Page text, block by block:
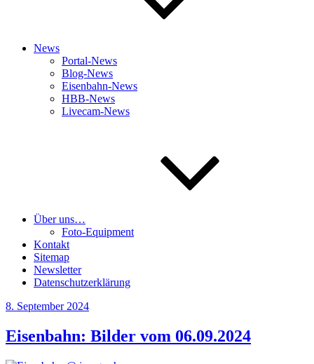
News
Portal-News
Blog-News
Eisenbahn-News
HBB-News
Livecam-News
Über uns…
Foto-Equipment
Kontakt
Sitemap
Newsletter
Datenschutzerklärung
Veröffentlicht
8. September 2024
Eisenbahn: Bilder vom 06.09.2024